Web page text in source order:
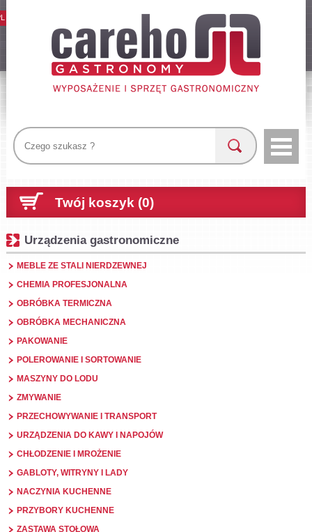
Twój koszyk (0)
Urządzenia gastronomiczne
MEBLE ZE STALI NIERDZEWNEJ
CHEMIA PROFESJONALNA
OBRÓBKA TERMICZNA
OBRÓBKA MECHANICZNA
PAKOWANIE
POLEROWANIE I SORTOWANIE
MASZYNY DO LODU
ZMYWANIE
PRZECHOWYWANIE I TRANSPORT
URZĄDZENIA DO KAWY I NAPOJÓW
CHŁODZENIE I MROŻENIE
GABLOTY, WITRYNY I LADY
NACZYNIA KUCHENNE
PRZYBORY KUCHENNE
ZASTAWA STOŁOWA